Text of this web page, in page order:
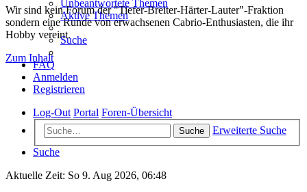
Wir sind kein Forum der "Tiefer-Breiter-Härter-Lauter"-Fraktion
sondern eine Runde von erwachsenen Cabrio-Enthusiasten, die ihr
Hobby vereint.
Zum Inhalt
Unbeantwortete Themen
Aktive Themen
Suche
FAQ
Anmelden
Registrieren
Log-Out Portal Foren-Übersicht
Suche
Erweiterte Suche
Suche
Aktuelle Zeit: So 9. Aug 2026, 06:48